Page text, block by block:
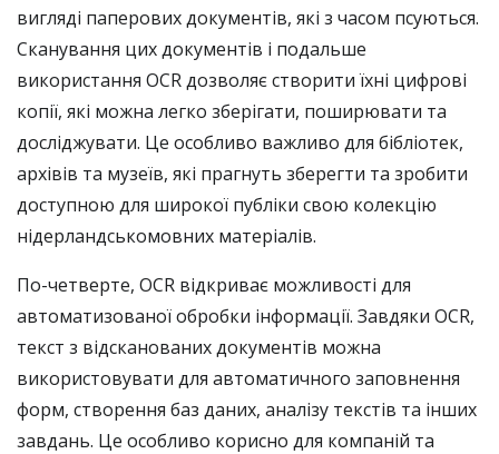
вигляді паперових документів, які з часом псуються.
Сканування цих документів і подальше
використання OCR дозволяє створити їхні цифрові
копії, які можна легко зберігати, поширювати та
досліджувати. Це особливо важливо для бібліотек,
архівів та музеїв, які прагнуть зберегти та зробити
доступною для широкої публіки свою колекцію
нідерландськомовних матеріалів.
По-четверте, OCR відкриває можливості для
автоматизованої обробки інформації. Завдяки OCR,
текст з відсканованих документів можна
використовувати для автоматичного заповнення
форм, створення баз даних, аналізу текстів та інших
завдань. Це особливо корисно для компаній та